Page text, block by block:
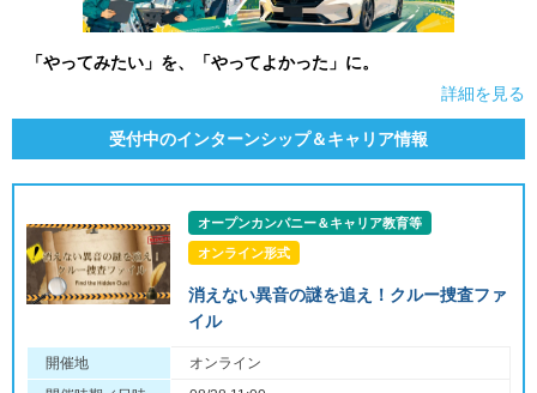
「やってみたい」を、「やってよかった」に。
詳細を見る
受付中のインターンシップ＆キャリア情報
オープンカンパニー＆キャリア教育等
オンライン形式
消えない異音の謎を追え！クルー捜査ファ
イル
開催地
オンライン